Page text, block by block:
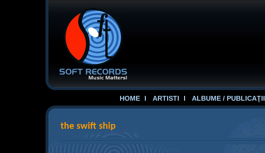
HOME ARTISTI ALBUME / PUBLICAŢII
the swift ship